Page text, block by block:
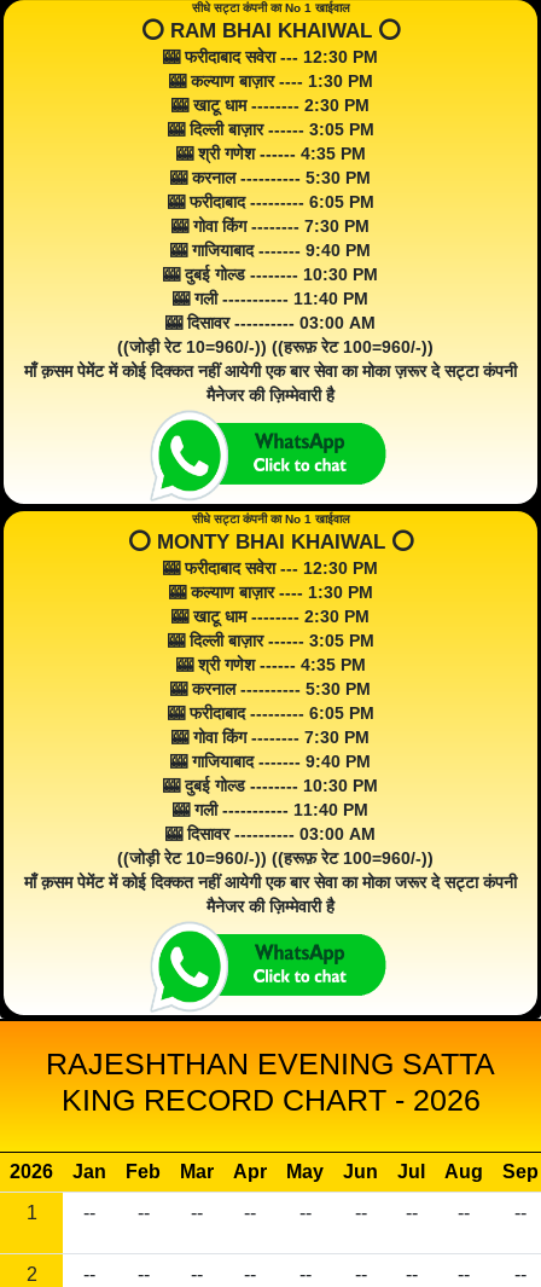
सीधे सट्टा कंपनी का No 1 खाईवाल
⭕️ RAM BHAI KHAIWAL ⭕️
🎰 फरीदाबाद सवेरा --- 12:30 PM
🎰 कल्याण बाज़ार ---- 1:30 PM
🎰 खाटू धाम -------- 2:30 PM
🎰 दिल्ली बाज़ार ------ 3:05 PM
🎰 श्री गणेश ------ 4:35 PM
🎰 करनाल ---------- 5:30 PM
🎰 फरीदाबाद --------- 6:05 PM
🎰 गोवा किंग -------- 7:30 PM
🎰 गाजियाबाद ------- 9:40 PM
🎰 दुबई गोल्ड -------- 10:30 PM
🎰 गली ----------- 11:40 PM
🎰 दिसावर ---------- 03:00 AM
((जोड़ी रेट 10=960/-)) ((हरूफ़ रेट 100=960/-))
माँ क़सम पेमेंट में कोई दिक्कत नहीं आयेगी एक बार सेवा का मोका ज़रूर दे सट्टा कंपनी
मैनेजर की ज़िम्मेवारी है
सीधे सट्टा कंपनी का No 1 खाईवाल
⭕️ MONTY BHAI KHAIWAL ⭕️
🎰 फरीदाबाद सवेरा --- 12:30 PM
🎰 कल्याण बाज़ार ---- 1:30 PM
🎰 खाटू धाम -------- 2:30 PM
🎰 दिल्ली बाज़ार ------ 3:05 PM
🎰 श्री गणेश ------ 4:35 PM
🎰 करनाल ---------- 5:30 PM
🎰 फरीदाबाद --------- 6:05 PM
🎰 गोवा किंग -------- 7:30 PM
🎰 गाजियाबाद ------- 9:40 PM
🎰 दुबई गोल्ड -------- 10:30 PM
🎰 गली ----------- 11:40 PM
🎰 दिसावर ---------- 03:00 AM
((जोड़ी रेट 10=960/-)) ((हरूफ़ रेट 100=960/-))
माँ क़सम पेमेंट में कोई दिक्कत नहीं आयेगी एक बार सेवा का मोका जरूर दे सट्टा कंपनी
मैनेजर की ज़िम्मेवारी है
RAJESHTHAN EVENING SATTA
KING RECORD CHART - 2026
2026 Jan Feb Mar Apr May Jun Jul Aug
Sep
1
-- -- -- -- -- -- -- -- --
2 -- -- -- -- -- -- -- -- --